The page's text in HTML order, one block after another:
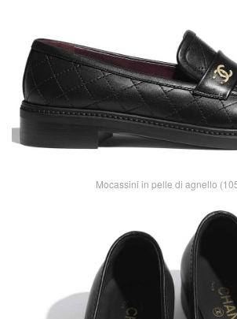
Mocassini in pelle di agnello